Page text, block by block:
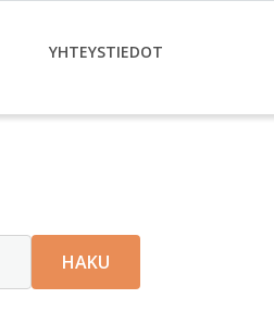
YHTEYSTIEDOT
HAKU